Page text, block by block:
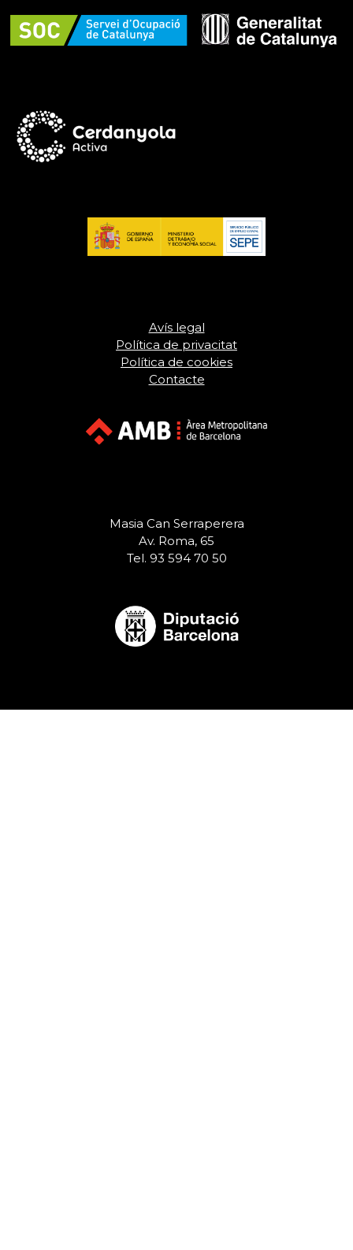
Avís legal
Política de privacitat
Política de cookies
Contacte
Masia Can Serraperera
Av. Roma, 65
Tel. 93 594 70 50